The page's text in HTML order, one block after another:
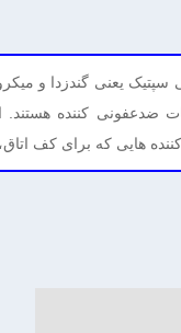
سپتیک یعنی گندزدا و
ضدعفونی کننده
هایی که برای کف اتاق،